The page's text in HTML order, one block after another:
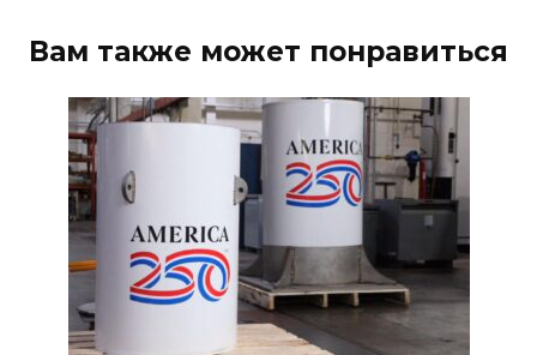
Вам также может понравиться